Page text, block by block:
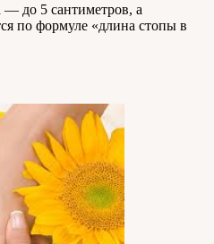
— до 5 сантиметров, а
по формуле «длина стопы в